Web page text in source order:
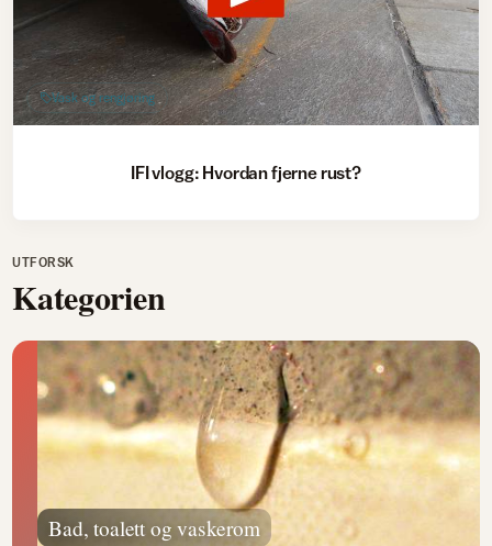
Vask og rengjøring
IFI vlogg: Hvordan fjerne rust?
UTFORSK
Kategorien
Bad, toalett og vaskerom